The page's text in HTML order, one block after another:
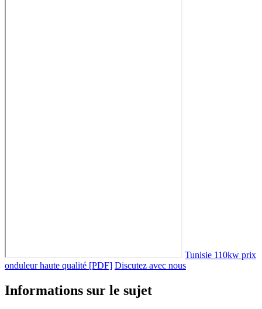
Tunisie 110kw prix
onduleur haute qualité [PDF] Discutez avec nous
Informations sur le sujet